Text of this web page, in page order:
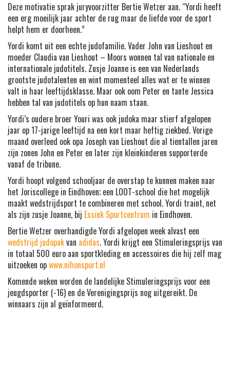
Deze motivatie sprak juryvoorzitter Bertie Wetzer aan. “Yordi heeft
een erg moeilijk jaar achter de rug maar de liefde voor de sport
helpt hem er doorheen.”
Yordi komt uit een echte judofamilie. Vader John van Lieshout en
moeder Claudia van Lieshout – Moors wonnen tal van nationale en
internationale judotitels. Zusje Joanne is een van Nederlands
grootste judotalenten en wint momenteel alles wat er te winnen
valt in haar leeftijdsklasse. Maar ook oom Peter en tante Jessica
hebben tal van judotitels op hun naam staan.
Yordi’s oudere broer Youri was ook judoka maar stierf afgelopen
jaar op 17-jarige leeftijd na een kort maar heftig ziekbed. Vorige
maand overleed ook opa Joseph van Lieshout die al tientallen jaren
zijn zonen John en Peter en later zijn kleinkinderen supporterde
vanaf de tribune.
Yordi hoopt volgend schooljaar de overstap te kunnen maken naar
het Joriscollege in Eindhoven; een LOOT-school die het mogelijk
maakt wedstrijdsport te combineren met school. Yordi traint, net
als zijn zusje Joanne, bij Essink Sportcentrum in Eindhoven.
Bertie Wetzer overhandigde Yordi afgelopen week alvast een
wedstrijd judopakvan adidas. Yordi krijgt een Stimuleringsprijs van
in totaal 500 euro aan sportkleding en accessoires die hij zelf mag
uitzoeken opwww.nihonsport.nl
Komende weken worden de landelijke Stimuleringsprijs voor een
jeugdsporter (-16) en de Verenigingsprijs nog uitgereikt. De
winnaars zijn al geïnformeerd.